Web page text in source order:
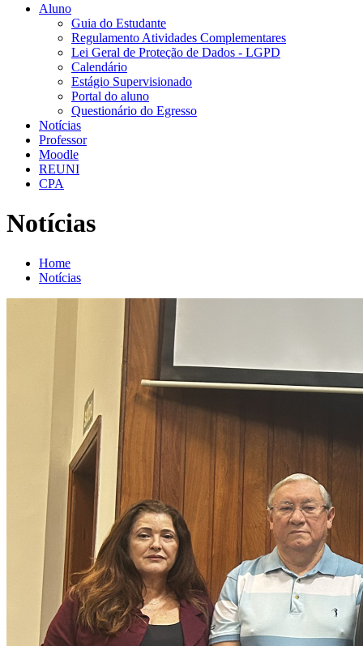
Aluno
Guia do Estudante
Regulamento Atividades Complementares
Lei Geral de Proteção de Dados - LGPD
Calendário
Estágio Supervisionado
Portal do aluno
Questionário do Egresso
Notícias
Professor
Moodle
REUNI
CPA
Notícias
Home
Notícias